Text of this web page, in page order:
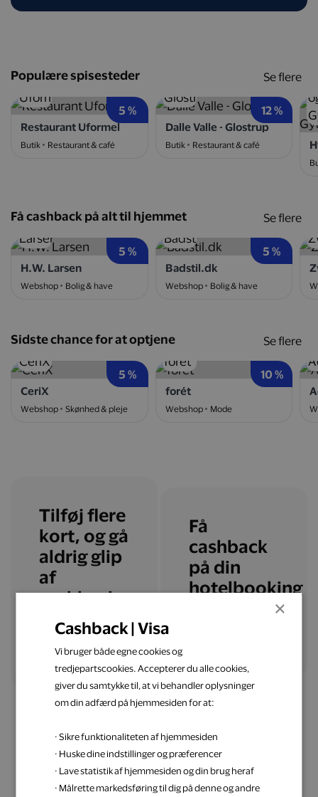
Populære spisesteder
5 %
Restaurant Uformel
Butik Restaurant & café
12 %
Dalle Valle - Glostrup
Butik
Restaurant & café
Se flere
Få cashback på alt til hjemmet
5 %
H.W. Larsen
Webshop Bolig & have
5 %
Badstil.dk
Webshop Bolig & have
Se flere
Sidste chance for at optjene
5 %
CeriX
Webshop Skønhed & pleje
10 %
forét
Webshop Mode
Se flere
Tilføj flere
kort, og gå
aldrig glip
af
cashback
Tilføj flere kort
Få
cashback
på din
hotelbooking
Få inspiration til din
×
Cashback | Visa
Vi bruger både egne cookies og
tredjepartscookies. Accepterer du alle cookies,
giver du samtykke til, at vi behandler oplysninger
om din adfærd på hjemmesiden for at:
· Sikre funktionaliteten af hjemmesiden
· Huske dine indstillinger og præferencer
· Lave statistik af hjemmesiden og din brug heraf
· Målrette markedsføring til dig på denne og andre